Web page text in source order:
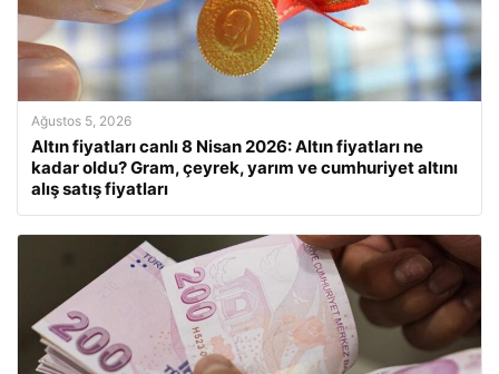
Ağustos 5, 2026
Altın fiyatları canlı 8 Nisan 2026: Altın fiyatları ne
kadar oldu? Gram, çeyrek, yarım ve cumhuriyet altını
alış satış fiyatları